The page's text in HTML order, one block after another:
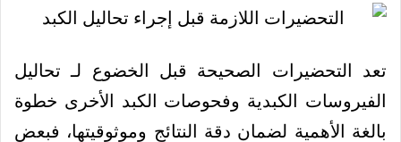
تعد التحضيرات الصحيحة قبل الخضوع لـ تحاليل
الفيروسات الكبدية وفحوصات الكبد الأخرى خطوة
بالغة الأهمية لضمان دقة النتائج وموثوقيتها، فبعض